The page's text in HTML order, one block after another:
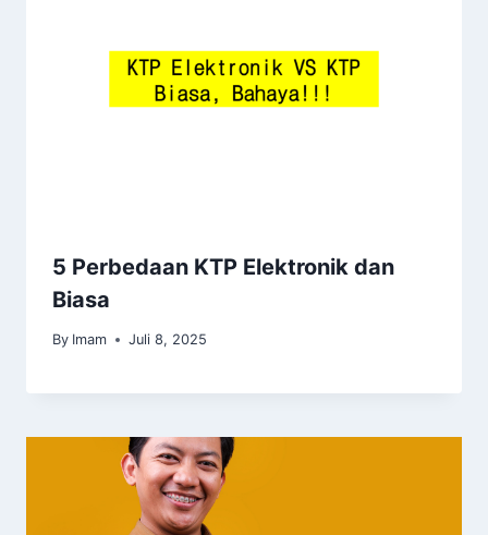
5 Perbedaan KTP Elektronik dan
Biasa
By Imam Juli 8, 2025